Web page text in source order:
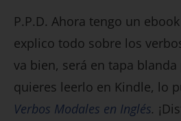
P.P.D. Ahora tengo un
explico todo sobre los
va bien, será en tapa
quieres leerlo en Kindle, lo
Verbos Modales en Inglés.